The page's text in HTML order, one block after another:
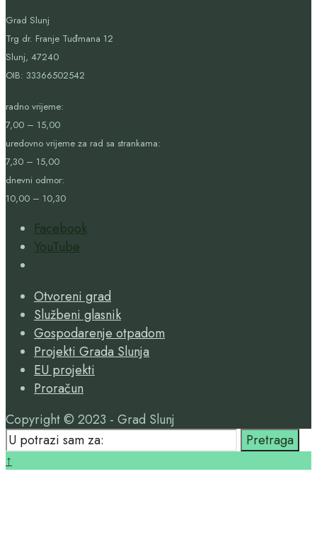
Grad Slunj
Trg dr. Franje Tuđmana 12
Slunj, 47240
OIB: 33366502542
radno vrijeme:
7,00 – 15,00
uredovno vrijeme za rad sa strankama:
7,30 – 15,00
dnevni odmor:
10,00 – 10,30
Facebook
YouTube
Window
Otvoreni grad
Službeni glasnik
Gospodarenje otpadom
Projekti Grada Slunja
EU projekti
Proračun
Copyright © 2023 - Grad Slunj
Search
for:
Pretraga
Close
↑